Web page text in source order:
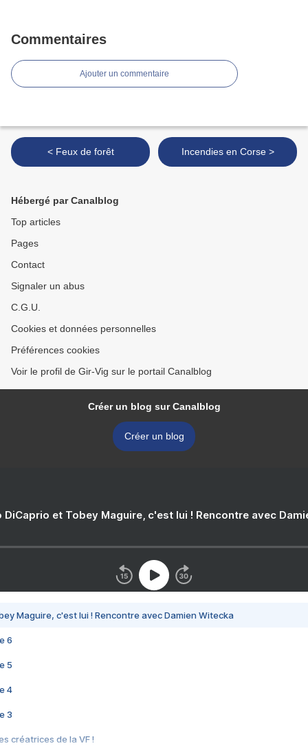
Commentaires
Ajouter un commentaire
< Feux de forêt Incendies en Corse >
Hébergé par Canalblog
Top articles
Pages
Contact
Signaler un abus
C.G.U.
Cookies et données personnelles
Préférences cookies
Voir le profil de Gir-Vig sur le portail Canalblog
Créer un blog sur Canalblog
Créer un blog
DiCaprio et Tobey Maguire, c'est lui ! Rencontre avec
Maguire, c'est lui ! Rencontre avec Damien Witecka
6
5
4
3
créatrices de la VF !